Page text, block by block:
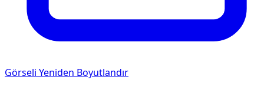
Görseli Yeniden Boyutlandır